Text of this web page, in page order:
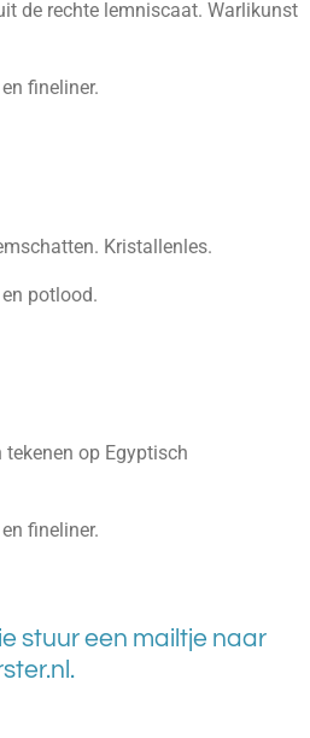
de rechte lemniscaat. Warlikunst
fineliner.
Kristallenles.
potlood.
op Egyptisch
fineliner.
stuur een mailtje naar